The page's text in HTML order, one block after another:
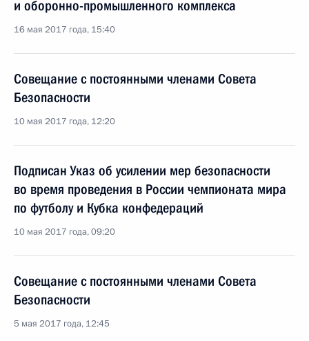
и оборонно-промышленного комплекса
16 мая 2017 года, 15:40
Совещание с постоянными членами Совета
Безопасности
10 мая 2017 года, 12:20
Подписан Указ об усилении мер безопасности
во время проведения в России чемпионата мира
по футболу и Кубка конфедераций
10 мая 2017 года, 09:20
Совещание с постоянными членами Совета
Безопасности
5 мая 2017 года, 12:45